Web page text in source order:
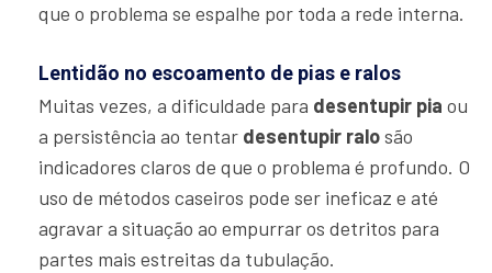
que o problema se espalhe por toda a rede interna.
Lentidão no escoamento de pias e ralos
Muitas vezes, a dificuldade para desentupir pia ou
a persistência ao tentar desentupir ralosão
indicadores claros de que o problema é profundo. O
uso de métodos caseiros pode ser ineficaz e até
agravar a situação ao empurrar os detritos para
partes mais estreitas da tubulação.